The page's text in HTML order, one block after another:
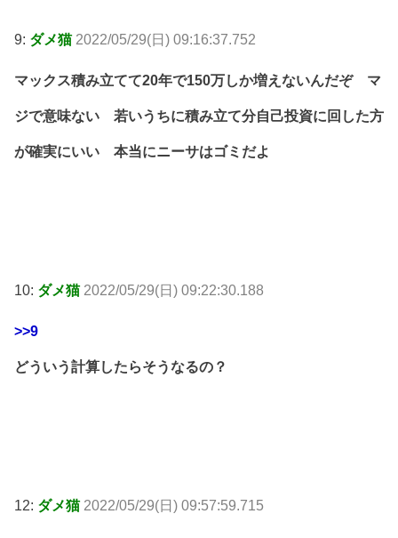
9: ダメ猫 2022/05/29(日) 09:16:37.752
マックス積み立てて20年で150万しか増えないんだぞ マ
ジで意味ない 若いうちに積み立て分自己投資に回した方
が確実にいい 本当にニーサはゴミだよ
10: ダメ猫 2022/05/29(日) 09:22:30.188
>>9
どういう計算したらそうなるの？
12: ダメ猫 2022/05/29(日) 09:57:59.715